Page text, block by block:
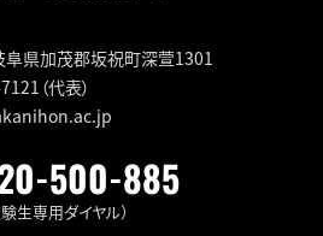
阜県加茂郡坂祝町深萱1301
（代表）
500-885
験生専用ダイヤル）